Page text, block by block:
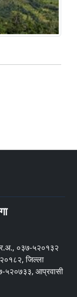
०३७-५२०१३२
जिल्ला
५२०७३३, आप्रवासी